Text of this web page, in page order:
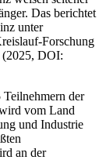
Das berichtet
unter
Forschung
(2025, DOI:
der
vom Land
und Industrie
an der